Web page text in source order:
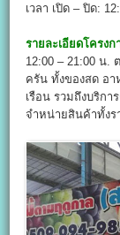
เวลา เปิด – ปิด:
รายละเอียดโครงก
12:00 – 21:00 น.
ครัน ทั้งของสด อา
เรือน รวมถึงบริกา
จำหน่ายสินค้าทั้งร